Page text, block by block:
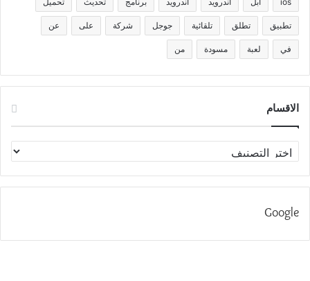
تطبيق تطلق تلقائية جوجل شركة على عن
في لعبة مسودة من
الاقسام
الاقسام
Google